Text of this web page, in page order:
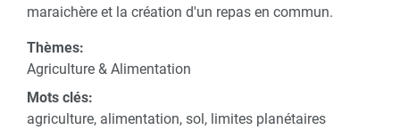
maraichère et la création d'un repas en commun.
Thèmes:
Agriculture & Alimentation
Mots clés:
agriculture, alimentation, sol, limites planétaires